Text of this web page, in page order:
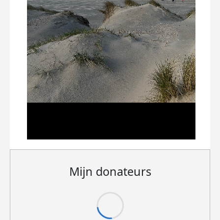
Mijn donateurs